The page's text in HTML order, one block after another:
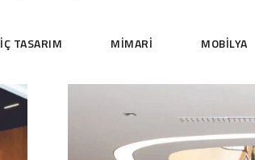
İÇ TASARIM MIMARI MOBILYA